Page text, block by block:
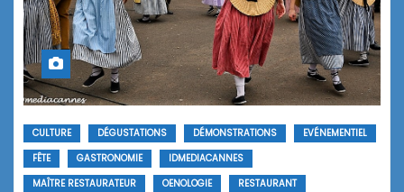
CULTURE DÉGUSTATIONS DÉMONSTRATIONS
EVÉNEMENTIEL
FÊTE
GASTRONOMIE
IDMEDIACANNES
MAÎTRE RESTAURATEUR
OENOLOGIE
RESTAURANT